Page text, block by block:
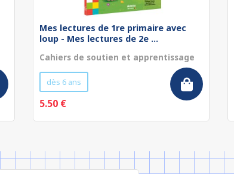
Mes lectures de 1re primaire avec
loup - Mes lectures de 2e ...
Cahiers de soutien et apprentissage
dès 6 ans
5.50 €